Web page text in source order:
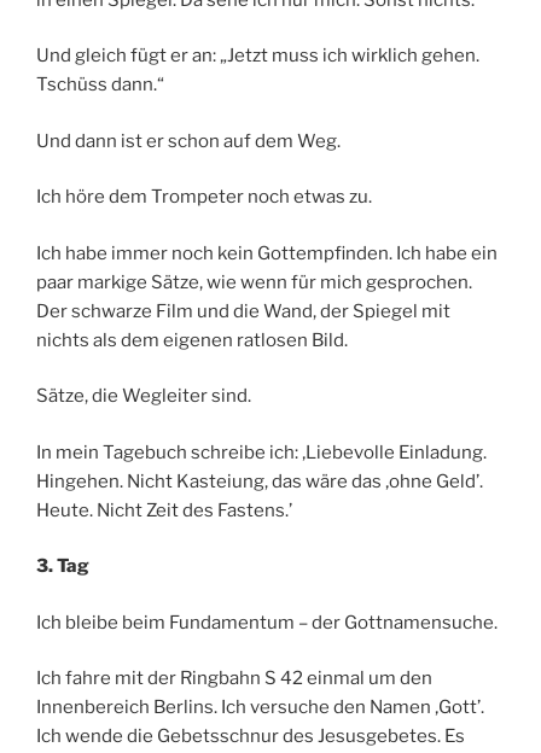
Und gleich fügt er an: „Jetzt muss ich wirklich gehen.
Tschüss dann.“
Und dann ist er schon auf dem Weg.
Ich höre dem Trompeter noch etwas zu.
Ich habe immer noch kein Gottempfinden. Ich habe ein
paar markige Sätze, wie wenn für mich gesprochen.
Der schwarze Film und die Wand, der Spiegel mit
nichts als dem eigenen ratlosen Bild.
Sätze, die Wegleiter sind.
In mein Tagebuch schreibe ich: ‚Liebevolle Einladung.
Hingehen. Nicht Kasteiung, das wäre das ‚ohne Geld’.
Heute. Nicht Zeit des Fastens.’
3. Tag
Ich bleibe beim Fundamentum – der Gottnamensuche.
Ich fahre mit der Ringbahn S 42 einmal um den
Innenbereich Berlins. Ich versuche den Namen ‚Gott’.
Ich wende die Gebetsschnur des Jesusgebetes. Es